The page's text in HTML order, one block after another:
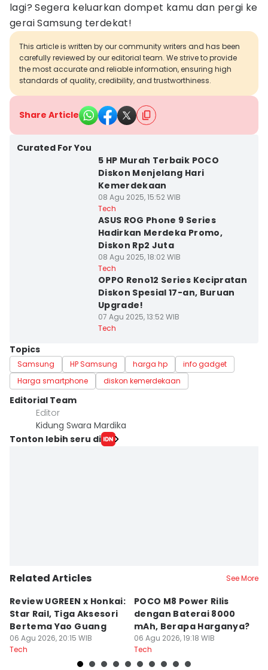
lagi? Segera keluarkan dompet kamu dan pergi ke
gerai Samsung terdekat!
This article is written by our community writers and has been
carefully reviewed by our editorial team. We strive to provide
the most accurate and reliable information, ensuring high
standards of quality, credibility, and trustworthiness.
Share Article
Curated For You
5 HP Murah Terbaik POCO
Diskon Menjelang Hari
Kemerdekaan
08 Agu 2025, 15:52 WIB
Tech
ASUS ROG Phone 9 Series
Hadirkan Merdeka Promo,
Diskon Rp2 Juta
08 Agu 2025, 18:02 WIB
Tech
OPPO Reno12 Series Kecipratan
Diskon Spesial 17-an, Buruan
Upgrade!
07 Agu 2025, 13:52 WIB
Tech
Topics
Samsung HP Samsung harga hp
info gadget
Harga smartphone
diskon kemerdekaan
Editorial Team
Editor
Kidung Swara Mardika
Tonton lebih seru di
Related Articles See More
Review UGREEN x Honkai:
Star Rail, Tiga Aksesori
Bertema Yao Guang
06 Agu 2026, 20:15 WIB
Tech
POCO M8 Power Rilis
dengan Baterai 8000
mAh, Berapa Harganya?
06 Agu 2026, 19:18 WIB
Tech